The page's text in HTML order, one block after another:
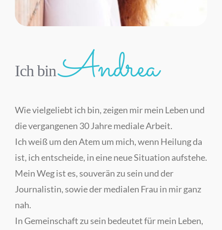
Ich binAndrea
Wie vielgeliebt ich bin, zeigen mir mein Leben und
die vergangenen 30 Jahre mediale Arbeit.
Ich weiß um den Atem um mich, wenn Heilung da
ist, ich entscheide, in eine neue Situation aufstehe.
Mein Weg ist es, souverän zu sein und der
Journalistin, sowie der medialen Frau in mir ganz
nah.
In Gemeinschaft zu sein bedeutet für mein Leben,